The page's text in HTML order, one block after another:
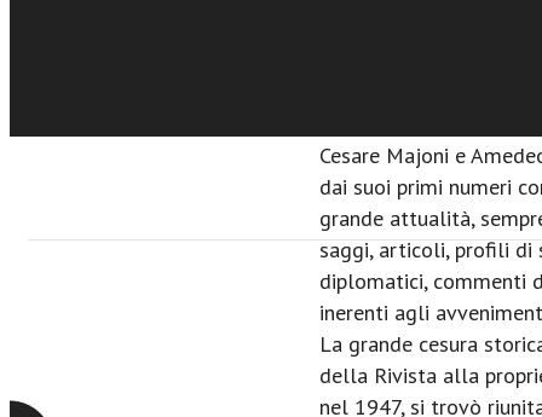
Cesare Majoni e
dai suoi primi numeri
grande attualità,
saggi, articoli, profili di
diplomatici, commenti
inerenti agli
La grande cesura
della Rivista alla
nel 1947, si trovò